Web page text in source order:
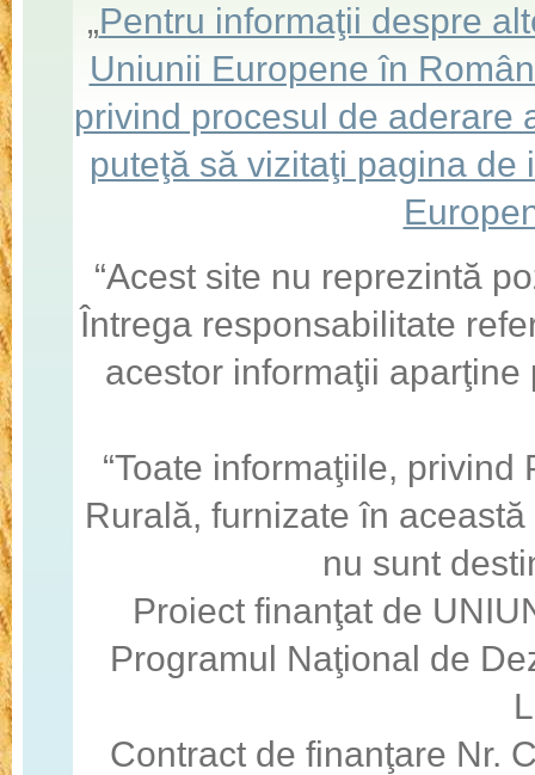
„Pentru informaţii despre
Uniunii Europene în
privind procesul de aderare
puteţă să vizitaţi pagina
“Acest site nu reprezintă
Întrega responsabilitate
acestor informaţii
“Toate informaţiile,
Rurală, furnizate în
nu sunt
Proiect finanţat de
Programul Naţional de
Contract de finanţare Nr.